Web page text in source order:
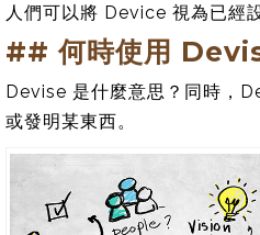
人們可以將 Device 視為已經
## 何時使用
Devise 是什麼意思？同時，
或發明某東西。